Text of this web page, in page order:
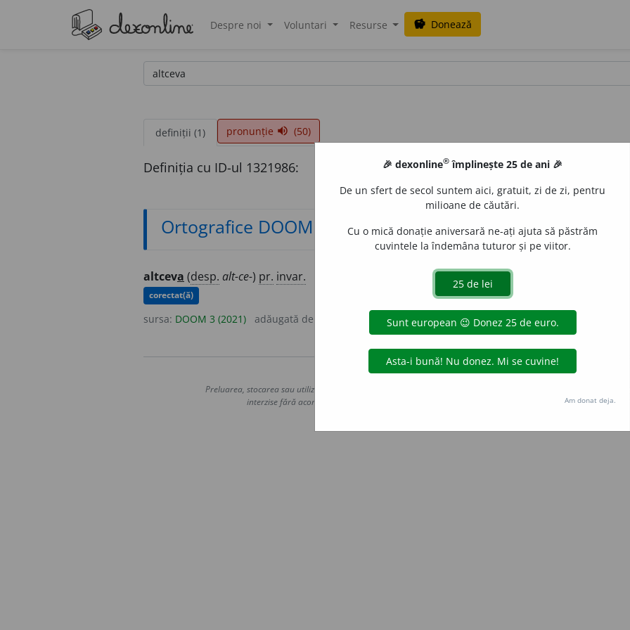
Despre noi Voluntari Resurse savings Donează
definiții (1) pronunție volume_up (50)
Definiția cu ID-ul 1321986:
Ortografice DOOM
altceva (desp. alt-ce-) pr. invar.
corectat(ă)
sursa: DOOM 3 (2021) adăugată de
Copyright © 2004-2026 dexonline (https://dexonline.ro)
Preluarea, stocarea sau utilizarea datelor de pe acest site, inclusiv prin orice metode de extragere automată
interzise fără acordul nostru prealabil scris, cu excepția seturilor de date oferite oficial spre utilizare
🎉 dexonline® împlinește 25 de ani 🎉
De un sfert de secol suntem aici, gratuit, zi de zi, pentru
milioane de căutări.
Cu o mică donație aniversară ne-ați ajuta să păstrăm
cuvintele la îndemâna tuturor și pe viitor.
Am donat deja.